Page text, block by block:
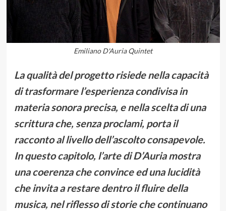
Emiliano D'Auria Quintet
La qualità del progetto risiede nella capacità
di trasformare l’esperienza condivisa in
materia sonora precisa, e nella scelta di una
scrittura che, senza proclami, porta il
racconto al livello dell’ascolto consapevole.
In questo capitolo, l’arte di D’Auria mostra
una coerenza che convince ed una lucidità
che invita a restare dentro il fluire della
musica, nel riflesso di storie che continuano